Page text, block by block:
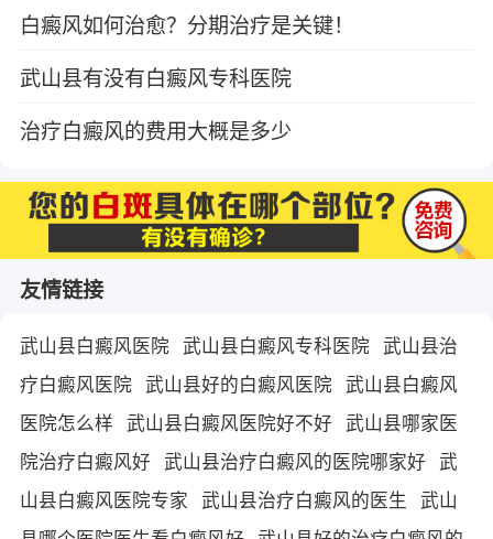
白癜风如何治愈？分期治疗是关键！
武山县有没有白癜风专科医院
治疗白癜风的费用大概是多少
友情链接
武山县白癜风医院 武山县白癜风专科医院 武山县治
疗白癜风医院 武山县好的白癜风医院 武山县白癜风
医院怎么样 武山县白癜风医院好不好 武山县哪家医
院治疗白癜风好 武山县治疗白癜风的医院哪家好 武
山县白癜风医院专家 武山县治疗白癜风的医生
武山